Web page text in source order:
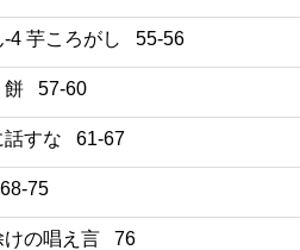
-4 芋ころがし 55-56
餅 57-60
話すな 61-67
75
けの唱え言 76